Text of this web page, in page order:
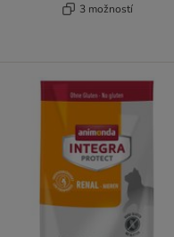
3 možností